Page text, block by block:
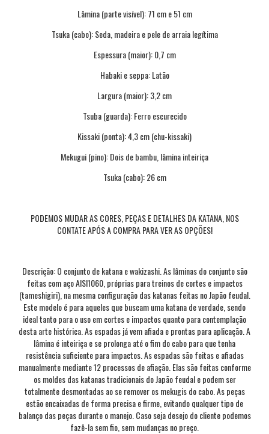
Lâmina (parte visível): 71 cm e 51 cm
Tsuka (cabo): Seda, madeira e pele de arraia legítima
Espessura (maior): 0,7 cm
Habaki e seppa: Latão
Largura (maior): 3,2 cm
Tsuba (guarda): Ferro escurecido
Kissaki (ponta): 4,3 cm (chu-kissaki)
Mekugui (pino): Dois de bambu, lâmina inteiriça
Tsuka (cabo): 26 cm
PODEMOS MUDAR AS CORES, PEÇAS E DETALHES DA KATANA, NOS
CONTATE APÓS A COMPRA PARA VER AS OPÇÕES!
Descrição: O conjunto de katana e wakizashi. As lâminas do conjunto são
feitas com aço AISI1060, próprias para treinos de cortes e impactos
(tameshigiri), na mesma configuração das katanas feitas no Japão feudal.
Este modelo é para aqueles que buscam uma katana de verdade, sendo
ideal tanto para o uso em cortes e impactos quanto para contemplação
desta arte histórica. As espadas já vem afiada e prontas para aplicação. A
lâmina é inteiriça e se prolonga até o fim do cabo para que tenha
resistência suficiente para impactos. As espadas são feitas e afiadas
manualmente mediante 12 processos de afiação. Elas são feitas conforme
os moldes das katanas tradicionais do Japão feudal e podem ser
totalmente desmontadas ao se remover os mekugis do cabo. As peças
estão encaixadas de forma precisa e firme, evitando qualquer tipo de
balanço das peças durante o manejo. Caso seja desejo do cliente podemos
fazê-la sem fio, sem mudanças no preço.